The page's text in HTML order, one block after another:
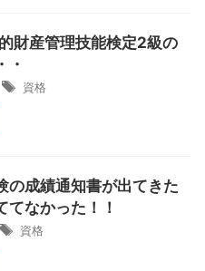
産管理技能検定2級の
・
資格
の成績通知書が出てきた
てなかった！！
資格